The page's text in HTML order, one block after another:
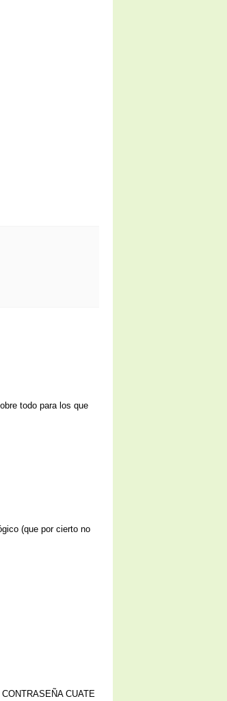
todo para los que
(que por cierto no
CUATE